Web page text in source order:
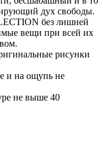
дух свободы.
без лишней
вещи при всей их
рисунки
и на ощупь не
не выше 40